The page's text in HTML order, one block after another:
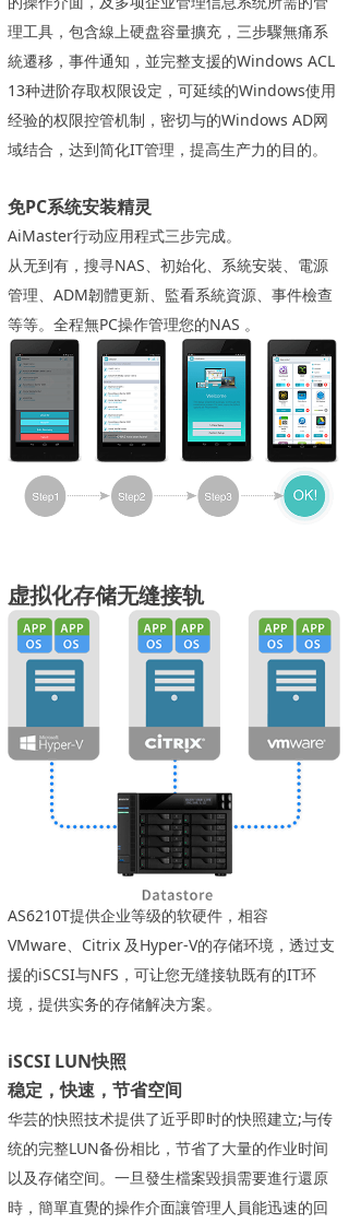
理工具，包含線上硬盘容量擴充，三步驟無痛系
統遷移，事件通知，並完整支援的Windows ACL
13种进阶存取权限设定，可延续的Windows使用
经验的权限控管机制，密切与的Windows AD网
域结合，达到简化IT管理，提高生产力的目的。
免PC系统安装精灵
AiMaster行动应用程式三步完成。
从无到有，搜寻NAS、初始化、系統安裝、電源
管理、ADM韌體更新、監看系統資源、事件檢查
等等。全程無PC操作管理您的NAS 。
虚拟化存储无缝接轨
AS6210T提供企业等级的软硬件，相容
VMware、Citrix 及Hyper-V的存储环境，透过支
援的iSCSI与NFS，可让您无缝接轨既有的IT环
境，提供实务的存储解决方案。
iSCSI LUN快照
稳定，快速，节省空间
华芸的快照技术提供了近乎即时的快照建立;与传
统的完整LUN备份相比，节省了大量的作业时间
以及存储空间。一旦發生檔案毀損需要進行還原
時，簡單直覺的操作介面讓管理人員能迅速的回